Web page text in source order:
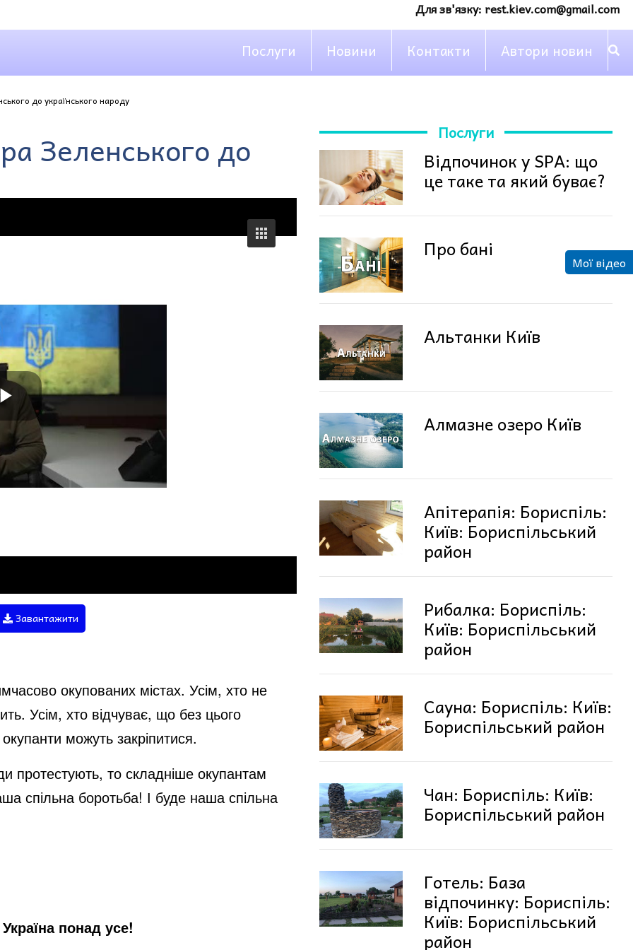
Для зв'язку: rest.kiev.com@gmail.com
Послуги Новини Контакти Автори новин
до українського народу
Зеленського до
Завантажити
окупованих містах. Усім, хто не
Усім, хто відчуває, що без цього
можуть закріпитися.
протестують, то складніше окупантам
спільна боротьба! І буде наша спільна
понад усе!
Послуги
Відпочинок у SPA: що
це таке та який буває?
Про бані
Альтанки Київ
Алмазне озеро Київ
Апітерапія: Бориспіль:
Київ: Бориспільський
район
Рибалка: Бориспіль:
Київ: Бориспільський
район
Сауна: Бориспіль: Київ:
Бориспільський район
Чан: Бориспіль: Київ:
Бориспільський район
Готель: База
відпочинку: Бориспіль:
Київ: Бориспільський
район
Мої відео